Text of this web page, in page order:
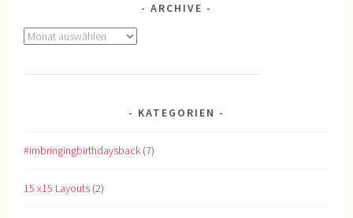
ARCHIVE
Archive
KATEGORIEN
#imbringingbirthdaysback (7)
15 x15 Layouts (2)